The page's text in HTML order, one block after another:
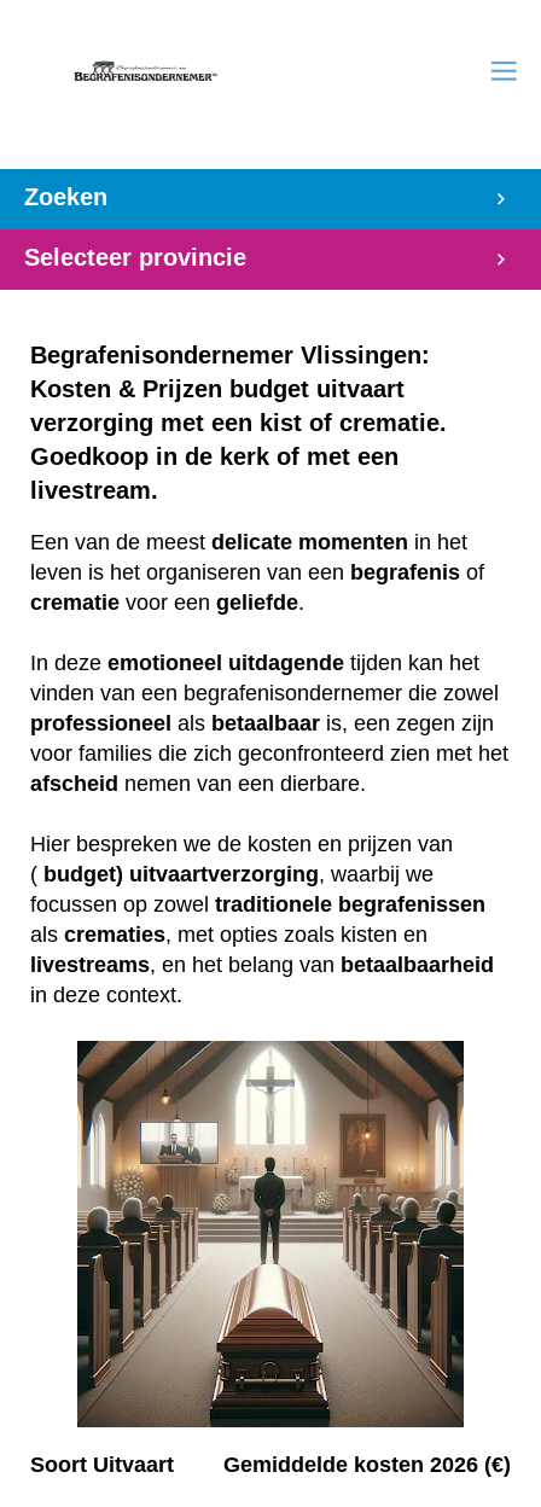
Zoeken
Selecteer provincie
Begrafenisondernemer Vlissingen:
Kosten & Prijzen budget uitvaart
verzorging met een kist of crematie.
Goedkoop in de kerk of met een
livestream.
Een van de meest delicate momenten in het
leven is het organiseren van een begrafenis of
crematie voor een geliefde.
In deze emotioneel uitdagende tijden kan het
vinden van een begrafenisondernemer die zowel
professioneel als betaalbaar is, een zegen zijn
voor families die zich geconfronteerd zien met het
afscheid nemen van een dierbare.
Hier bespreken we de kosten en prijzen van
( budget) uitvaartverzorging, waarbij we
focussen op zowel traditionele begrafenissen
als crematies, met opties zoals kisten en
livestreams, en het belang van betaalbaarheid
in deze context.
Soort Uitvaart Gemiddelde kosten 2026 (€)